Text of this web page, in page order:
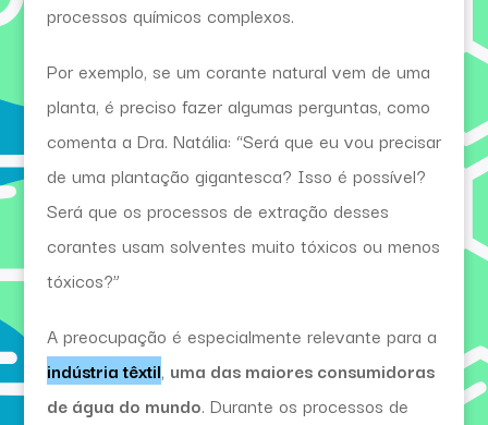
processos químicos complexos.
Por exemplo, se um corante natural vem de uma
planta, é preciso fazer algumas perguntas, como
comenta a Dra. Natália: “Será que eu vou precisar
de uma plantação gigantesca? Isso é possível?
Será que os processos de extração desses
corantes usam solventes muito tóxicos ou menos
tóxicos?”
A preocupação é especialmente relevante para a
indústria têxtil, uma das maiores consumidoras
de água do mundo. Durante os processos de